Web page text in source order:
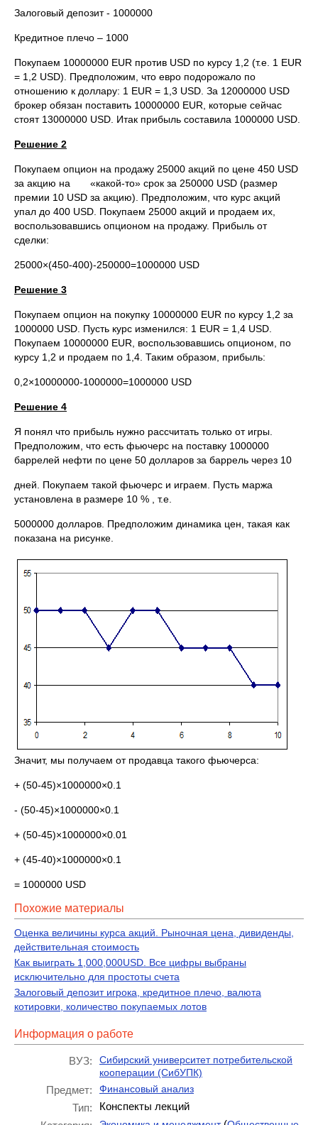
Залоговый депозит - 1000000
Кредитное плечо – 1000
Покупаем 10000000 EUR против USD по курсу 1,2 (т.е. 1 EUR
= 1,2 USD). Предположим, что евро подорожало по
отношению к доллару: 1 EUR = 1,3 USD. За 12000000 USD
брокер обязан поставить 10000000 EUR, которые сейчас
стоят 13000000 USD. Итак прибыль составила 1000000 USD.
Решение 2
Покупаем опцион на продажу 25000 акций по цене 450 USD
за акцию на «какой-то» срок за 250000 USD (размер
премии 10 USD за акцию). Предположим, что курс акций
упал до 400 USD. Покупаем 25000 акций и продаем их,
воспользовавшись опционом на продажу. Прибыль от
сделки:
25000×(450-400)-250000=1000000 USD
Решение 3
Покупаем опцион на покупку 10000000 EUR по курсу 1,2 за
1000000 USD. Пусть курс изменился: 1 EUR = 1,4 USD.
Покупаем 10000000 EUR, воспользовавшись опционом, по
курсу 1,2 и продаем по 1,4. Таким образом, прибыль:
0,2×10000000-1000000=1000000 USD
Решение 4
Я понял что прибыль нужно рассчитать только от игры.
Предположим, что есть фьючерс на поставку 1000000
баррелей нефти по цене 50 долларов за баррель через 10
дней. Покупаем такой фьючерс и играем. Пусть маржа
установлена в размере 10 % , т.е.
5000000 долларов. Предположим динамика цен, такая как
показана на рисунке.
Значит, мы получаем от продавца такого фьючерса:
+ (50-45)×1000000×0.1
- (50-45)×1000000×0.1
+ (50-45)×1000000×0.01
+ (45-40)×1000000×0.1
= 1000000 USD
Похожие материалы
Оценка величины курса акций. Рыночная цена, дивиденды,
действительная стоимость
Как выиграть 1,000,000USD. Все цифры выбраны
исключительно для простоты счета
Залоговый депозит игрока, кредитное плечо, валюта
котировки, количество покупаемых лотов
Информация о работе
ВУЗ:
Сибирский университет потребительской
кооперации (СибУПК)
Предмет: Финансовый анализ
Тип:
Конспекты лекций